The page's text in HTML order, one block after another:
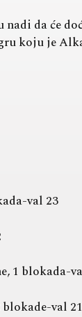
nadi da će
koju je
val 23
1 blokada-
blokade-val 21